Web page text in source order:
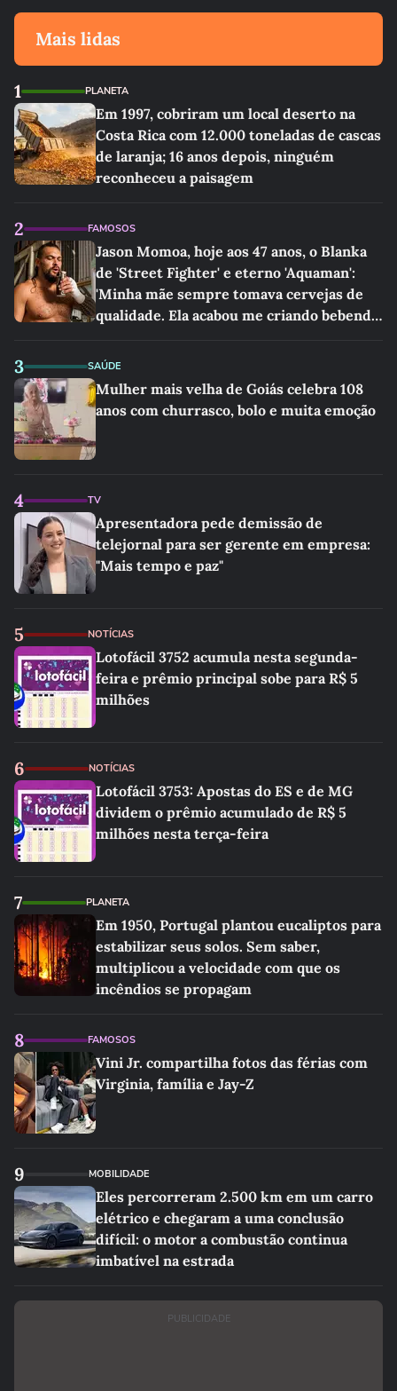
Mais lidas
1 PLANETA
Em 1997, cobriram um local deserto na
Costa Rica com 12.000 toneladas de cascas
de laranja; 16 anos depois, ninguém
reconheceu a paisagem
2 FAMOSOS
Jason Momoa, hoje aos 47 anos, o Blanka
de 'Street Fighter' e eterno 'Aquaman':
'Minha mãe sempre tomava cervejas de
qualidade. Ela acabou me criando bebendo
3 SAÚDE
Mulher mais velha de Goiás celebra 108
anos com churrasco, bolo e muita emoção
4 TV
Apresentadora pede demissão de
telejornal para ser gerente em empresa:
"Mais tempo e paz"
5 NOTÍCIAS
Lotofácil 3752 acumula nesta segunda-
feira e prêmio principal sobe para R$ 5
milhões
6 NOTÍCIAS
Lotofácil 3753: Apostas do ES e de MG
dividem o prêmio acumulado de R$ 5
milhões nesta terça-feira
7 PLANETA
Em 1950, Portugal plantou eucaliptos para
estabilizar seus solos. Sem saber,
multiplicou a velocidade com que os
incêndios se propagam
8 FAMOSOS
Vini Jr. compartilha fotos das férias com
Virginia, família e Jay-Z
9 MOBILIDADE
Eles percorreram 2.500 km em um carro
elétrico e chegaram a uma conclusão
difícil: o motor a combustão continua
imbatível na estrada
PUBLICIDADE